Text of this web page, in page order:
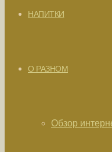
НАПИТКИ
О РАЗНОМ
Обзор